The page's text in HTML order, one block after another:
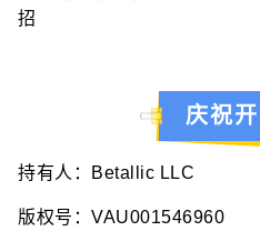
招
庆祝
持有人：Betallic LLC
版权号：VAU001546960